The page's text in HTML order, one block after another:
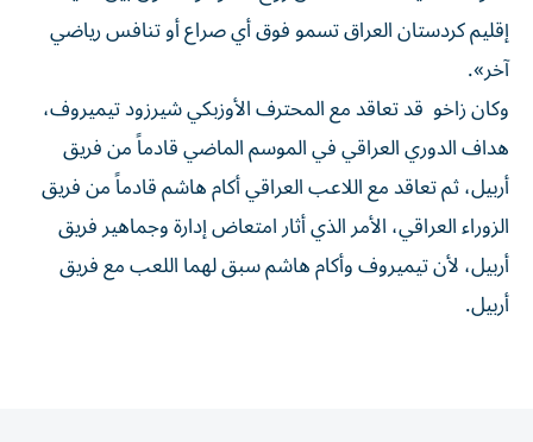
إقليم كردستان العراق تسمو فوق أي صراع أو تنافس رياضي
آخر».
وكان زاخو قد تعاقد مع المحترف الأوزبكي شيرزود تيميروف،
هداف الدوري العراقي في الموسم الماضي قادماً من فريق
أربيل، ثم تعاقد مع اللاعب العراقي أكام هاشم قادماً من فريق
الزوراء العراقي، الأمر الذي أثار امتعاض إدارة وجماهير فريق
أربيل، لأن تيميروف وأكام هاشم سبق لهما اللعب مع فريق
أربيل.